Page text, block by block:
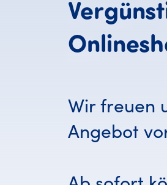
Wir freuen
Angebot